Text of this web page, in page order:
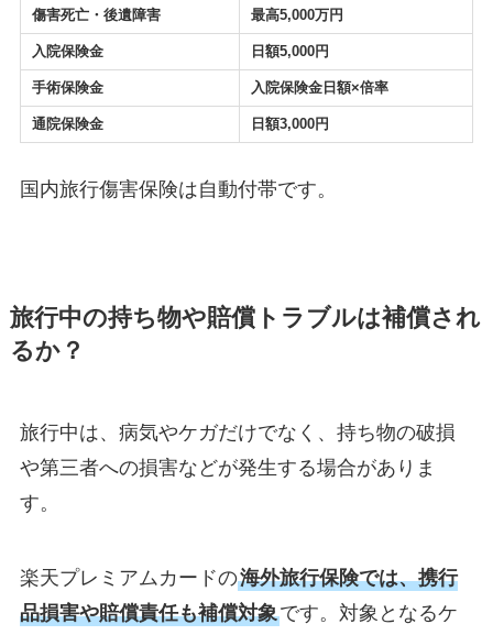
傷害死亡・後遺障害 最高5,000万円
入院保険金 日額5,000円
手術保険金 入院保険金日額×倍率
通院保険金 日額3,000円
国内旅行傷害保険は自動付帯です。
旅行中の持ち物や賠償トラブルは補償され
るか？
旅行中は、病気やケガだけでなく、持ち物の破損
や第三者への損害などが発生する場合がありま
す。
楽天プレミアムカードの海外旅行保険では、携行
品損害や賠償責任も補償対象です。対象となるケ